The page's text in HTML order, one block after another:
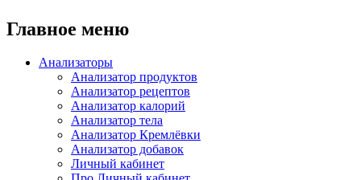
Главное меню
Анализаторы
Анализатор продуктов
Анализатор рецептов
Анализатор калорий
Анализатор тела
Анализатор Кремлёвки
Анализатор добавок
Личный кабинет